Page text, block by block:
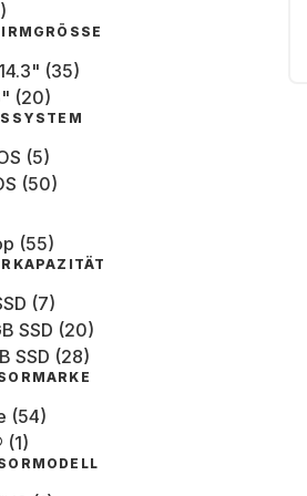
(35)
(20)
(5)
(50)
(55)
(7)
SSD (20)
SSD (28)
(54)
(1)